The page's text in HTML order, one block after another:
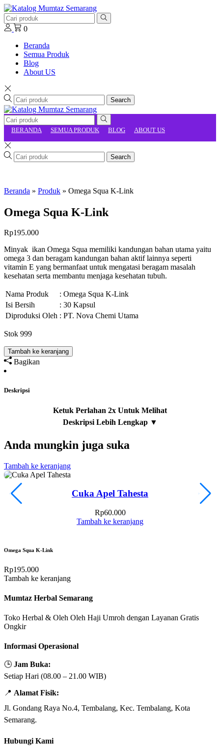
0
Beranda
Semua Produk
Blog
About US
Search
BERANDA SEMUA PRODUK BLOG ABOUT US
Search
Beranda » Produk » Omega Squa K-Link
Omega Squa K-Link
Rp195.000
Minyak ikan Omega Squa memiliki kandungan bahan utama yaitu
omega 3 dan beragam kandungan bahan aktif lainnya seperti
vitamin E yang bermanfaat untuk mengatasi beragam masalah
kesehatan serta membantu menjaga kesehatan tubuh.
Nama Produk
: Omega Squa K-Link
Isi Bersih
: 30 Kapsul
Diproduksi Oleh : PT. Nova Chemi Utama
Stok 999
Tambah ke keranjang
Bagikan
Deskripsi
Anda mungkin juga suka
Tambah ke keranjang
Cuka Apel Tahesta
Rp60.000
Tambah ke keranjang
Omega Squa K-Link
Rp195.000
Tambah ke keranjang
Mumtaz Herbal Semarang
Toko Herbal & Oleh Oleh Haji Umroh dengan Layanan Gratis
Ongkir
Informasi Operasional
🕒 Jam Buka:
Setiap Hari (08.00 – 21.00 WIB)
📍 Alamat Fisik:
Jl. Gondang Raya No.4, Tembalang, Kec. Tembalang, Kota
Semarang.
Hubungi Kami